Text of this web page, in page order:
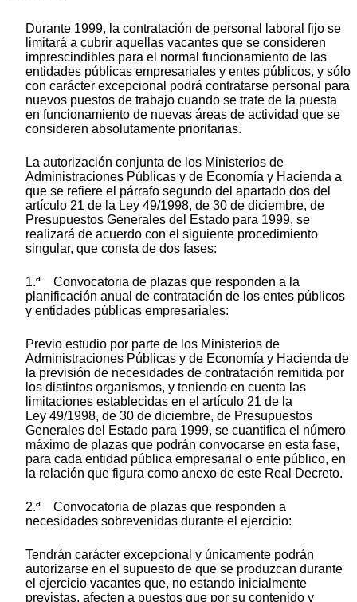
Durante 1999, la contratación de personal laboral fijo se
limitará a cubrir aquellas vacantes que se consideren
imprescindibles para el normal funcionamiento de las
entidades públicas empresariales y entes públicos, y sólo
con carácter excepcional podrá contratarse personal para
nuevos puestos de trabajo cuando se trate de la puesta
en funcionamiento de nuevas áreas de actividad que se
consideren absolutamente prioritarias.
La autorización conjunta de los Ministerios de
Administraciones Públicas y de Economía y Hacienda a
que se refiere el párrafo segundo del apartado dos del
artículo 21 de la Ley 49/1998, de 30 de diciembre, de
Presupuestos Generales del Estado para 1999, se
realizará de acuerdo con el siguiente procedimiento
singular, que consta de dos fases:
1.ª Convocatoria de plazas que responden a la
planificación anual de contratación de los entes públicos
y entidades públicas empresariales:
Previo estudio por parte de los Ministerios de
Administraciones Públicas y de Economía y Hacienda de
la previsión de necesidades de contratación remitida por
los distintos organismos, y teniendo en cuenta las
limitaciones establecidas en el artículo 21 de la
Ley 49/1998, de 30 de diciembre, de Presupuestos
Generales del Estado para 1999, se cuantifica el número
máximo de plazas que podrán convocarse en esta fase,
para cada entidad pública empresarial o ente público, en
la relación que figura como anexo de este Real Decreto.
2.ª Convocatoria de plazas que responden a
necesidades sobrevenidas durante el ejercicio:
Tendrán carácter excepcional y únicamente podrán
autorizarse en el supuesto de que se produzcan durante
el ejercicio vacantes que, no estando inicialmente
previstas, afecten a puestos que por su contenido y